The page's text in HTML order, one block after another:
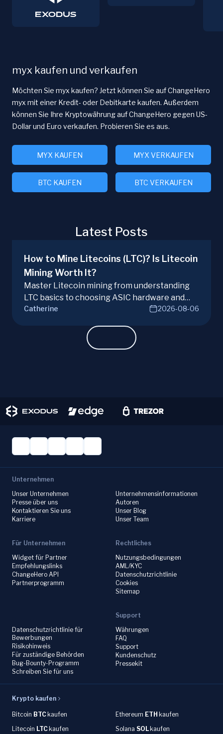
myx kaufen und verkaufen
Möchten Sie myx kaufen? Jetzt können Sie auf ChangeHero
myx mit einer Kredit- oder Debitkarte kaufen. Außerdem
können Sie Ihre Kryptowährung auf ChangeHero gegen US-
Dollar und Euro verkaufen. Probieren Sie es aus.
MYX KAUFEN MYX VERKAUFEN
BTC KAUFEN BTC VERKAUFEN
Latest Posts
How to Mine Litecoins (LTC)? Is Litecoin
Mining Worth It?
Master Litecoin mining from understanding
LTC basics to choosing ASIC hardware and
joining mining pools. Optimize your Litecoin
Catherine 2026-08-06
Unternehmen
Unser Unternehmen
Presse über uns
Kontaktieren Sie uns
Karriere
Unternehmensinformationen
Autoren
Unser Blog
Unser Team
Für Unternehmen
Widget für Partner
Empfehlungslinks
ChangeHero API
Partnerprogramm
Rechtliches
Nutzungsbedingungen
AML/KYC
Datenschutzrichtlinie
Cookies
Sitemap
Datenschutzrichtlinie für
Bewerbungen
Risikohinweis
Für zuständige Behörden
Bug-Bounty-Programm
Schreiben Sie für uns
Support
Währungen
FAQ
Support
Kundenschutz
Pressekit
Krypto kaufen
Bitcoin BTC kaufen Ethereum ETH kaufen
Litecoin LTC kaufen Solana SOL kaufen